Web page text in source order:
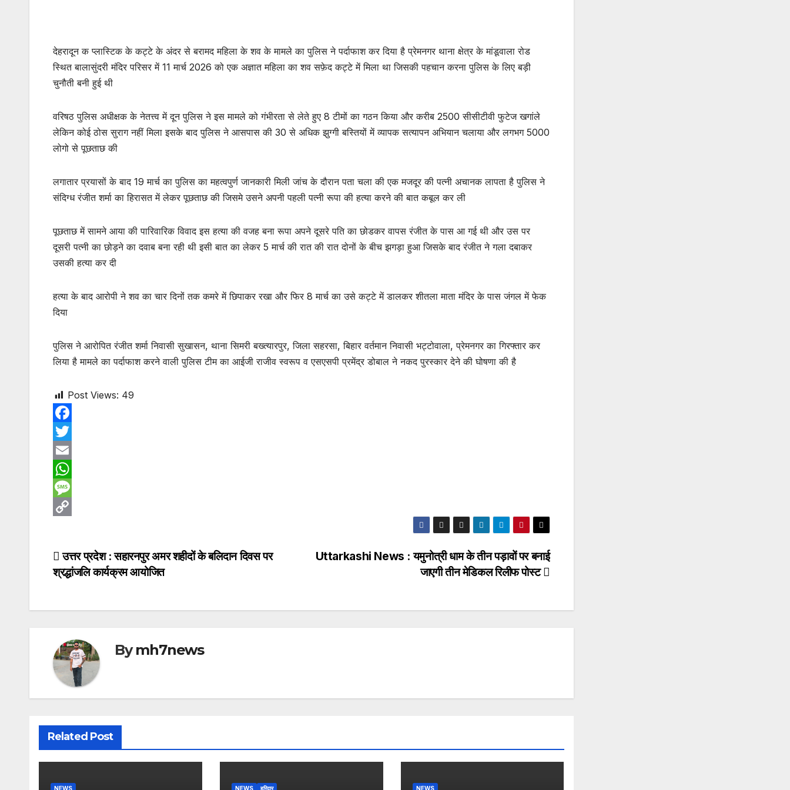
देहरादून क प्लास्टिक के कट्टे के अंदर से बरामद महिला के शव के मामले का पुलिस ने पर्दाफाश कर दिया है प्रेमनगर थाना क्षेत्र के मांडूवाला रोड
स्थित बालासुंदरी मंदिर परिसर में 11 मार्च 2026 को एक अज्ञात महिला का शव सफ़ेद कट्टे में मिला था जिसकी पहचान करना पुलिस के लिए बड़ी
चुनौती बनी हुई थी
वरिषठ पुलिस अधीक्षक के नेतत्त्व में दून पुलिस ने इस मामले को गंभीरता से लेते हुए 8 टीमों का गठन किया और करीब 2500 सीसीटीवी फुटेज खगांले
लेकिन कोई ठोस सुराग नहीं मिला इसके बाद पुलिस ने आसपास की 30 से अधिक झुग्गी बस्तियों में व्यापक सत्यापन अभियान चलाया और लगभग 5000
लोगो से पूछताछ की
लगातार प्रयासों के बाद 19 मार्च का पुलिस का महत्वपुर्ण जानकारी मिली जांच के दौरान पता चला की एक मजदूर की पत्नी अचानक लापता है पुलिस ने
संदिग्ध रंजीत शर्मा का हिरासत में लेकर पूछताछ की जिसमे उसने अपनी पहली पत्नी रूपा की हत्या करने की बात कबूल कर ली
पूछताछ में सामने आया की पारिवारिक विवाद इस हत्या की वजह बना रूपा अपने दूसरे पति का छोडकर वापस रंजीत के पास आ गई थी और उस पर
दूसरी पत्नी का छोड़ने का दवाब बना रही थी इसी बात का लेकर 5 मार्च की रात की रात दोनों के बीच झगड़ा हुआ जिसके बाद रंजीत ने गला दबाकर
उसकी हत्या कर दी
हत्या के बाद आरोपी ने शव का चार दिनों तक कमरे में छिपाकर रखा और फिर 8 मार्च का उसे कट्टे में डालकर शीतला माता मंदिर के पास जंगल में फेक
दिया
पुलिस ने आरोपित रंजीत शर्मा निवासी सुखासन, थाना सिमरी बख्त्यारपुर, जिला सहरसा, बिहार वर्तमान निवासी भट्टोवाला, प्रेमनगर का गिरफ्तार कर
लिया है मामले का पर्दाफाश करने वाली पुलिस टीम का आईजी राजीव स्वरूप व एसएसपी प्रमेंद्र डोबाल ने नकद पुरस्कार देने की घोषणा की है
Post Views: 49
F
a
c
e
b
k
T
w
r
E
m
a
W
h
s
M
s
p
k
Post
navigation
Uttarkashi News : यमुनोत्री धाम के तीन पड़ावों पर बनाई
जाएगी तीन मेडिकल रिलीफ पोस्ट
उत्तर प्रदेश : सहारनपुर अमर शहीदों के बलिदान दिवस पर
श्रद्धांजलि कार्यक्रम आयोजित
Bymh7news
Related Post
NEWS NEWS हरिद्वार NEWS